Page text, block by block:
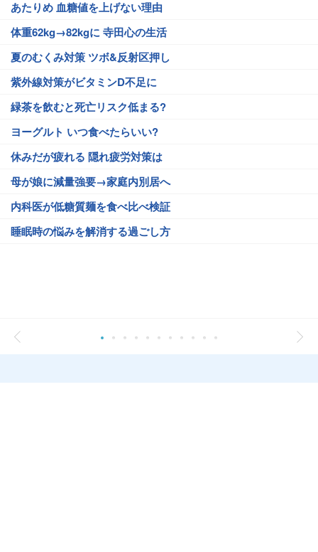
あたりめ 血糖値を上げない理由
体重62kg→82kgに 寺田心の生活
夏のむくみ対策 ツボ&反射区押し
紫外線対策がビタミンD不足に
緑茶を飲むと死亡リスク低まる?
ヨーグルト いつ食べたらいい?
休みだが疲れる 隠れ疲労対策は
母が娘に減量強要→家庭内別居へ
内科医が低糖質麺を食べ比べ検証
睡眠時の悩みを解消する過ごし方